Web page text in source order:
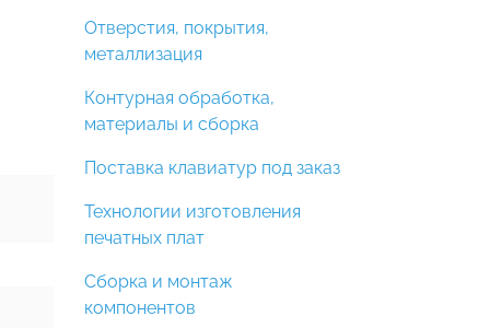
Отверстия, покрытия,
металлизация
Контурная обработка,
материалы и сборка
Поставка клавиатур под заказ
Технологии изготовления
печатных плат
Сборка и монтаж
компонентов